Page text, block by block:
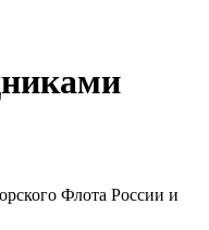
Флота России и